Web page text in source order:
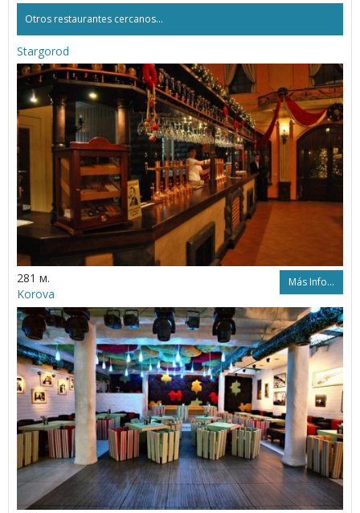
Otros restaurantes cercanos...
Stargorod
281 м. Más Info...
Korova